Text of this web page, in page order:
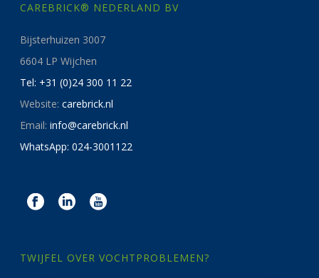
CAREBRICK® NEDERLAND BV
Bijsterhuizen 3007
6604 LP Wijchen
Tel: +31 (0)24 300 11 22
Website:carebrick.nl
Email:info@carebrick.nl
WhatsApp: 024-3001122
TWIJFEL OVER VOCHTPROBLEMEN?